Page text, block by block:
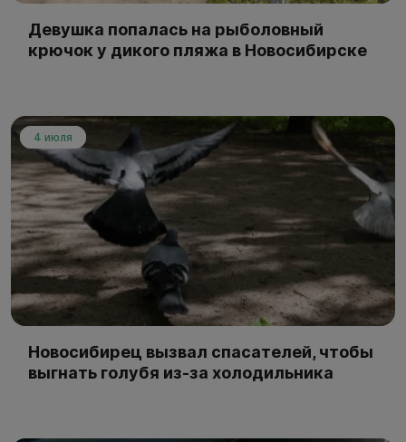
Девушка попалась на рыболовный
крючок у дикого пляжа в Новосибирске
4 июля
Новосибирец вызвал спасателей, чтобы
выгнать голубя из-за холодильника